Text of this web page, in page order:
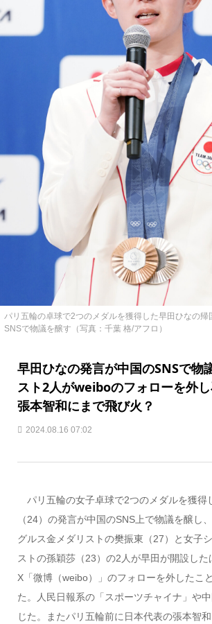
パリ五輪の卓球で2つのメダルを獲得した早田ひなの
SNSで物議を醸す（写真：千葉 格/アフロ）
早田ひなの発言が中国のSNSで物
スト2人がweiboのフォローを外
張本智和にまで飛び火？
2024.08.16 07:02
パリ五輪の女子卓球で2つのメダルを獲得
（24）の発言が中国のSNS上で物議を醸し
グルス金メダリストの樊振東（27）と女子
ストの孫穎莎（23）の2人が早田が開設した
X「微博（weibo）」のフォローを外したこ
た。人民日報系の「スポーツチャイナ」や
じた。またパリ五輪前に日本代表の張本智